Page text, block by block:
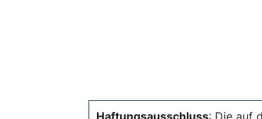
Haftungsausschluss: Die auf